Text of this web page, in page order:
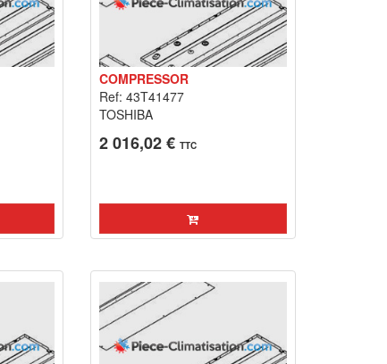
COMPRESSOR
Ref: 43T41477
TOSHIBA
2 016,02 € TTC